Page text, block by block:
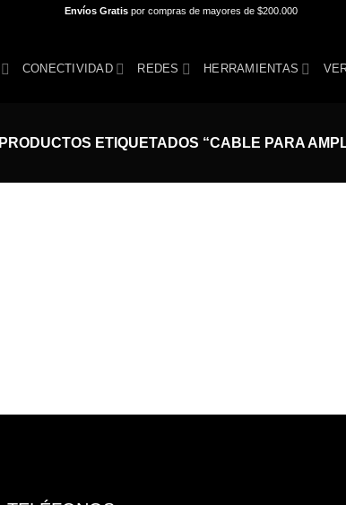
Envíos Gratis por compras de mayores de $200.000
CONECTIVIDAD REDES HERRAMIENTAS
PRODUCTOS ETIQUETADOS “CABLE PARA